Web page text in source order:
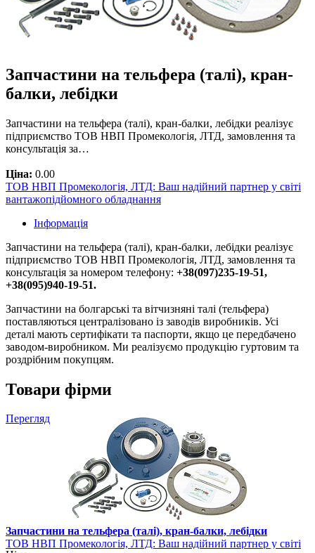
Запчастини на тельфера (талі), кран-
балки, лебідки
Запчастини на тельфера (талі), кран-балки, лебідки реалізує
підприємство ТОВ НВП Промекологія, ЛТД, замовлення та
консультація за…
Ціна: 0.00
ТОВ НВП Промекологія, ЛТД: Ваш надійний партнер у світі
вантажопідйомного обладнання
Інформація
Запчастини на тельфера (талі), кран-балки, лебідки реалізує
підприємство ТОВ НВП Промекологія, ЛТД, замовлення та
консультація за номером телефону: +38(097)235-19-51,
+38(095)940-19-51.
Запчастини на болгарські та вітчизняні талі (тельфера)
поставляються централізовано із заводів виробників. Усі
деталі мають сертифікати та паспорти, якщо це передбачено
заводом-виробником. Ми реалізуємо продукцію гуртовим та
роздрібним покупцям.
Товари фірми
Перегляд
Запчастини на тельфера (талі), кран-балки, лебідки
ТОВ НВП Промекологія, ЛТД: Ваш надійний партнер у світі